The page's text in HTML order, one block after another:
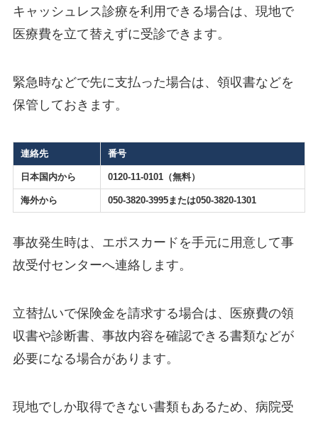
キャッシュレス診療を利用できる場合は、現地で
医療費を立て替えずに受診できます。
緊急時などで先に支払った場合は、領収書などを
保管しておきます。
連絡先 番号
日本国内から 0120-11-0101（無料）
海外から 050-3820-3995または050-3820-1301
事故発生時は、エポスカードを手元に用意して事
故受付センターへ連絡します。
立替払いで保険金を請求する場合は、医療費の領
収書や診断書、事故内容を確認できる書類などが
必要になる場合があります。
現地でしか取得できない書類もあるため、病院受